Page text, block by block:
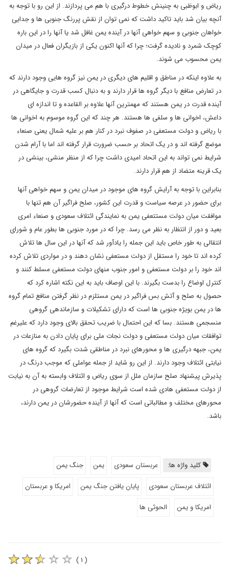
ریاض و ابوظبی به چنینش خطوط درگیری با هم می پردازند. از این رو با توجه به
آنچه بیان شد باید تاکید داشت که نمی توان از نقش پررنگ جنوبی ها و جدایی
خواهان جنوبی و سهم خواهی آنها در آینده یمن غافل شد یا آنها را در این باره
کوچک شمرد و نادیده گرفت؛ چرا که آنها اکنون یکی از بازیگران فعال در میدان
یمن محسوب می شوند.
به علاوه اینکه در مناطق و اقلیم های دیگری در یمن نیز گروه هایی وجود دارند که
در تعارض منافع با دیگر گروه ها قرار دارند و به دنبال کسب قدرت و جایگاهی در
آینده قدرت در یمن هستند که مهمترین آنها علاوه بر القاعده و تا اندازه ای
داعش، اخوانی ها و سلفی ها هستند. هر چند که این گروه موسوم به اخوانی ها
با ریاض و دولت مستعفی در صفوف نبرد در کنار هم بر علیه شمال یعنی صنعاء
موضع گرفته اند و در یک اتحاد بر حسب ضرورت قرار گرفته اند اما با آرام شدن
شرایط نمی تواند به این اتحاد امیدی داشت چرا که از منظر منشی، بینشی در
یک قرینه متضاد از هم قرار دارند.
بنابراین با توجه به آرایش گروه های موجود در میدان یمن و سهم خواهی آنها
برای حضور در عرصه سیاست و قدرت این کشور، صلح فراگیر آن هم تنها با
موافقت میان دولت مستتعفی یمن به نمایندگی ائتلاف سعودی و صنعاء امری
بعید و دور از انتظار به نظر می رسد. چرا که در مورد جنوبی ها بطور عام و شورای
انتقالی به طور خاص باید این جمله را یادآور شد که آنها در این سال ها تلاش
کرده اند تا خود را مستقل از دولت مستعفی نشان دهند و در مواردی تلاش کرده
اند خود را بر دولت مستعفی و امور جنوب منهای دولت مستعفی مسلط کنند و
کنترل اوضاع را بدست بگیرند. با این اوصاف باید به این نکته اشاره کرد که
حصول به صلح و آتش بس فراگیر در یمن مستلزم در نظر گرفتن منافع تمام گروه
ها در یمن بویژه جنوبی ها است که دارای تشکیلات و سازماندهی گروهی
منسجمی هستند. بسا که این احتمال با ضریب تحقق بالای وجود دارد که علیرغم
توافقات میان دولت مستعفی و دولت نجات ملی برای پایان دادن به منازعات در
یمن، جبهه درگیری ها و محورهای نبرد در مناطقی شدت بگیرد که گروه های
نیابتی ائتلاف وجود دارند. از این رو شاید از جمله عواملی که موجب درنگ در
پذیرش پیشنهاد صلح سازمان ملل از سوی ریاض و ائتلاف وابسته به آن به نیابت
از دولت مستعفی هادی شده است شرایط موجود از تعارضات گروهی در
محورهای مختلف و مطالباتی است که آنها از آینده حضورشان در یمن دارند،
باشد.
کلید واژه ها: عربستان سعودی یمن
جنگ یمن
ائتلاف عربستان سعودی
پایان یافتن جنگ یمن
امریکا و عربستان
امریکا و یمن
الحوثی ها
( ۱ )